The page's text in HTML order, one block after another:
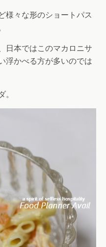
様々な形のショートパス
日本ではこのマカロニサ
浮かべる方が多いのでは